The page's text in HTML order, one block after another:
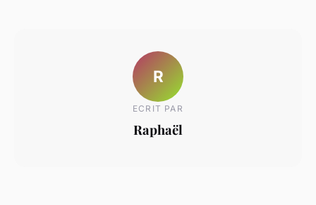
R
ECRIT PAR
Raphaël